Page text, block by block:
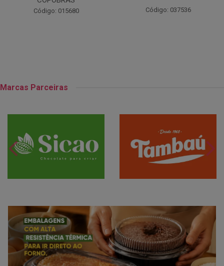
Código: 037536 Código: 001124
Marcas Parceiras